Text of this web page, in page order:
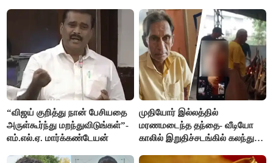
“விஜய் குறித்து நான் பேசியதை
அருள்கூர்ந்து மறந்துவிடுங்கள்”-
எம்.எல்.ஏ. மார்க்கண்டேயன்
முதியோர் இல்லத்தில்
மரணமடைந்த தந்தை- வீடியோ
காலில் இறுதிச்சடங்கில் கலந்து